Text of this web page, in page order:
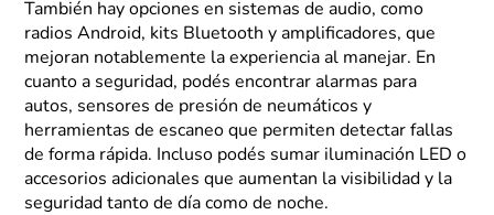
También hay opciones en sistemas de audio, como
radios Android, kits Bluetooth y amplificadores, que
mejoran notablemente la experiencia al manejar. En
cuanto a seguridad, podés encontrar alarmas para
autos, sensores de presión de neumáticos y
herramientas de escaneo que permiten detectar fallas
de forma rápida. Incluso podés sumar iluminación LED o
accesorios adicionales que aumentan la visibilidad y la
seguridad tanto de día como de noche.